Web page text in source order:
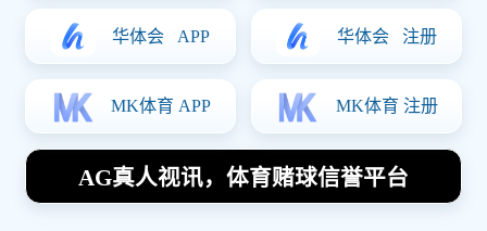
上一篇：深圳企业如何做水平衡测试报告
下一篇： 没有环评开工会被罚款多少？